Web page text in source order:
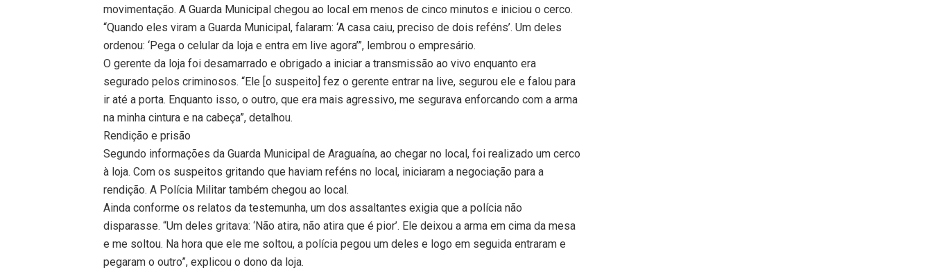
movimentação. A Guarda Municipal chegou ao local em menos de cinco minutos e iniciou o cerco.
“Quando eles viram a Guarda Municipal, falaram: ‘A casa caiu, preciso de dois reféns’. Um deles
ordenou: ‘Pega o celular da loja e entra em live agora’”, lembrou o empresário.
O gerente da loja foi desamarrado e obrigado a iniciar a transmissão ao vivo enquanto era
segurado pelos criminosos. “Ele [o suspeito] fez o gerente entrar na live, segurou ele e falou para
ir até a porta. Enquanto isso, o outro, que era mais agressivo, me segurava enforcando com a arma
na minha cintura e na cabeça”, detalhou.
Rendição e prisão
Segundo informações da Guarda Municipal de Araguaína, ao chegar no local, foi realizado um cerco
à loja. Com os suspeitos gritando que haviam reféns no local, iniciaram a negociação para a
rendição. A Polícia Militar também chegou ao local.
Ainda conforme os relatos da testemunha, um dos assaltantes exigia que a polícia não
disparasse. “Um deles gritava: ‘Não atira, não atira que é pior’. Ele deixou a arma em cima da mesa
e me soltou. Na hora que ele me soltou, a polícia pegou um deles e logo em seguida entraram e
pegaram o outro”, explicou o dono da loja.